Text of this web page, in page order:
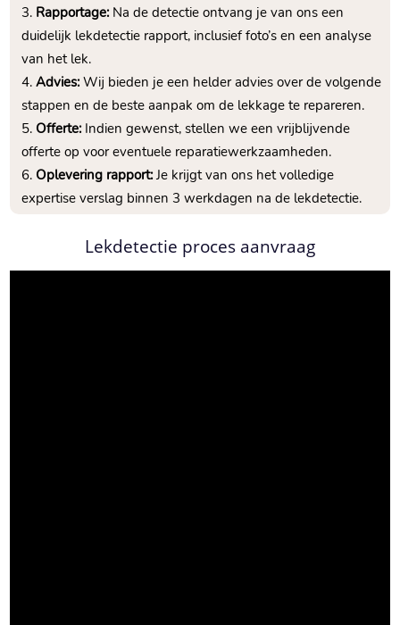
Rapportage:Na de detectie ontvang je van ons een
duidelijk lekdetectie rapport, inclusief foto’s en een analyse
van het lek.
Advies:Wij bieden je een helder advies over de volgende
stappen en de beste aanpak om de lekkage te repareren.
Offerte:Indien gewenst, stellen we een vrijblijvende
offerte op voor eventuele reparatiewerkzaamheden.
Oplevering rapport:Je krijgt van ons het volledige
expertise verslag binnen 3 werkdagen na de lekdetectie.
Lekdetectie proces aanvraag